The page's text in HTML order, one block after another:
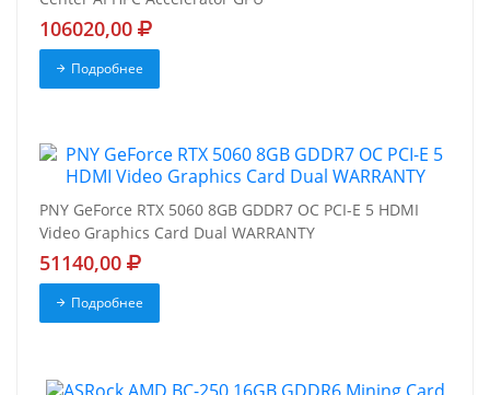
106020,00
Подробнее
PNY GeForce RTX 5060 8GB GDDR7 OC PCI-E 5 HDMI
Video Graphics Card Dual WARRANTY
51140,00
Подробнее